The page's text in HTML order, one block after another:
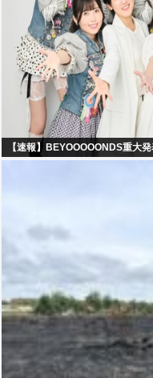
【速報】BEYOOOOONDS重大